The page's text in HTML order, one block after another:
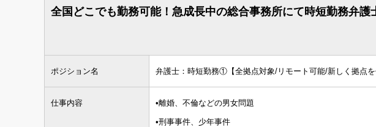
全国どこでも勤務可能！急成長中の総合事務所にて時短勤務弁護
ポジション名 弁護士：時短勤務①【全拠点対象/リモート可能/新しく拠点を
仕事内容 •離婚、不倫などの男女問題
•刑事事件、少年事件